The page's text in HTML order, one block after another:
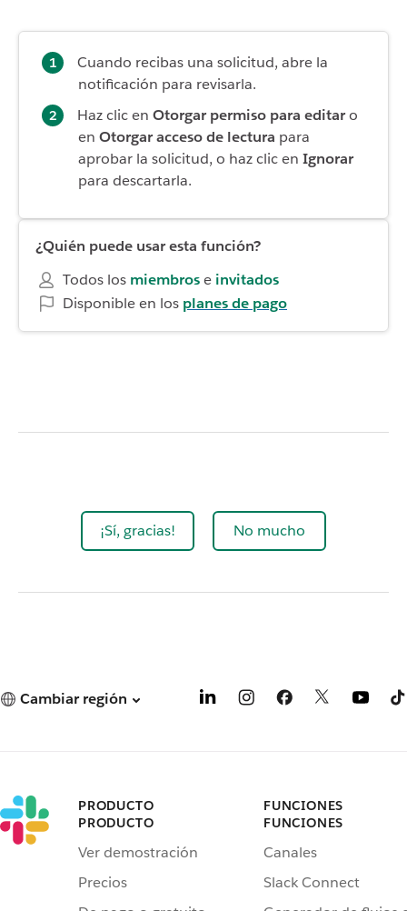
Cuando recibas una solicitud, abre la
notificación para revisarla.
Haz clic en Otorgar permiso para editaro
en Otorgar acceso de lectura para
aprobar la solicitud, o haz clic en Ignorar
para descartarla.
¿Quién puede usar esta función?
Todos los miembrose invitados
Disponible en los planes de pago
¡Sí, gracias! No mucho
Cambiar región
PRODUCTO
PRODUCTO
Ver demostración
Precios
FUNCIONES
FUNCIONES
Canales
Slack Connect